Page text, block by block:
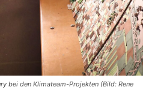
bei den Klimateam-Projekten (Bild: Rene